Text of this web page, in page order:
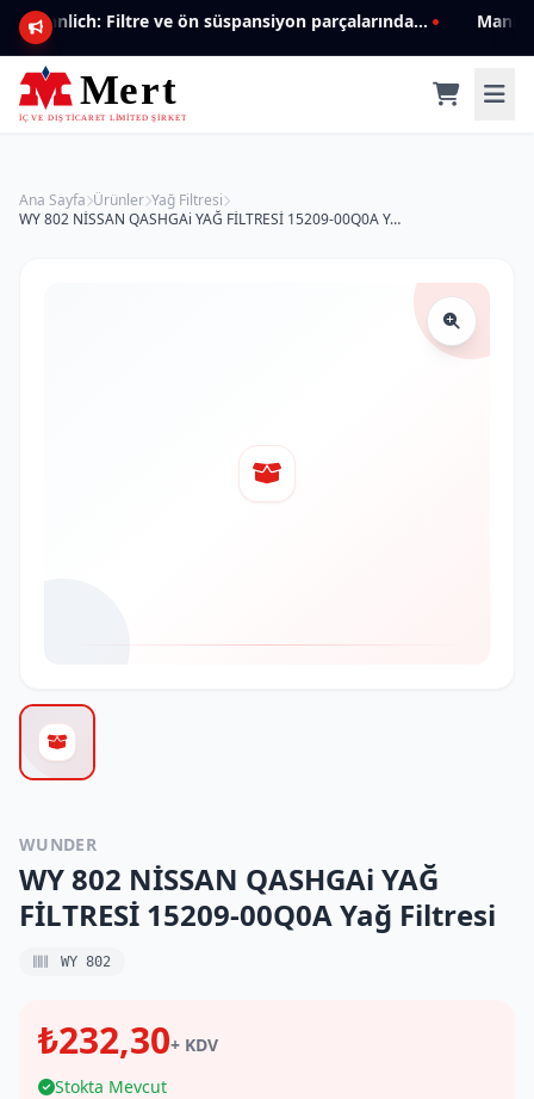
Mannlich: Filtre ve ön süspansiyon parçalarında genişleyen ürün yelpazesiyle kalite ve güven.
Ana Sayfa Ürünler Yağ Filtresi
WY 802 NİSSAN QASHGAi YAĞ FİLTRESİ 15209-00Q0A Yağ Filtresi
WUNDER
WY 802 NİSSAN QASHGAi YAĞ
FİLTRESİ 15209-00Q0A Yağ Filtresi
WY 802
₺232,30+ KDV
Stokta Mevcut